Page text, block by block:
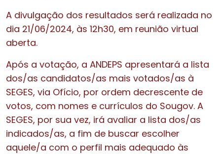
A divulgação dos resultados será realizada no
dia 21/06/2024, às 12h30, em reunião virtual
aberta.
Após a votação, a ANDEPS apresentará a lista
dos/as candidatos/as mais votados/as à
SEGES, via Ofício, por ordem decrescente de
votos, com nomes e currículos do Sougov. A
SEGES, por sua vez, irá avaliar a lista dos/as
indicados/as, a fim de buscar escolher
aquele/a com o perfil mais adequado às